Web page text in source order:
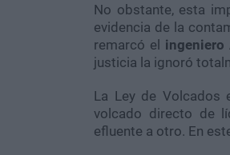
No obstante, esta
evidencia de la
remarcó el ingeniero
justicia la ignoró
La Ley de Volcados
volcado directo de
efluente a otro. En